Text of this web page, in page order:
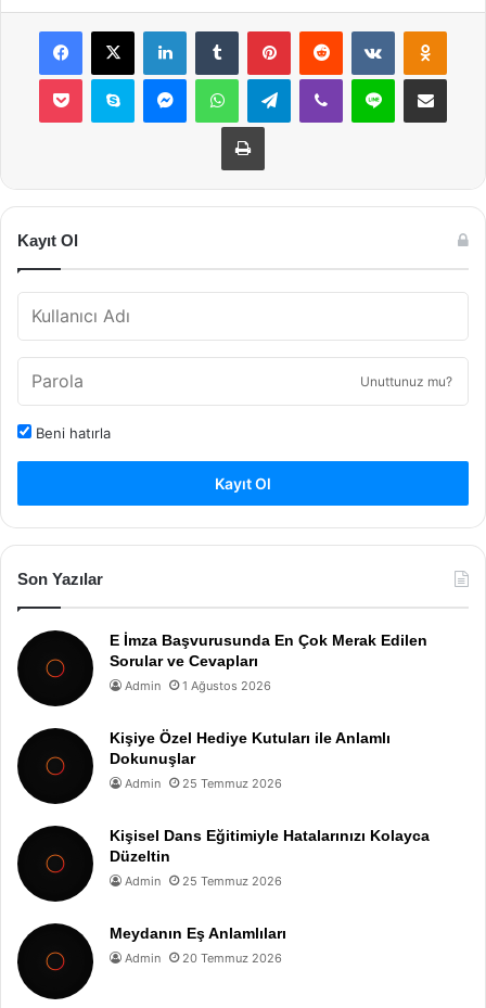
Facebook
X LinkedInTumblr PinterestReddit VKontakte
Pocket Skype MessengerWhatsAppTelegramViber Line E-Posta ile
Yazdır
Kayıt Ol
Unuttunuz mu?
Beni hatırla
Kayıt Ol
Son Yazılar
E İmza Başvurusunda En Çok Merak Edilen
Sorular ve Cevapları
Admin 1 Ağustos 2026
Kişiye Özel Hediye Kutuları ile Anlamlı
Dokunuşlar
Admin 25 Temmuz 2026
Kişisel Dans Eğitimiyle Hatalarınızı Kolayca
Düzeltin
Admin 25 Temmuz 2026
Meydanın Eş Anlamlıları
Admin 20 Temmuz 2026